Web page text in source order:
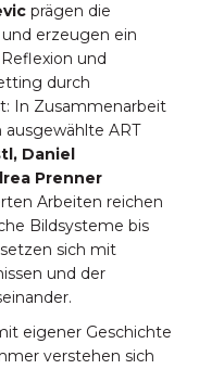
prägen die
erzeugen ein
und
durch
In Zusammenarbeit
ausgewählte ART
Daniel
Prenner
Arbeiten reichen
Bildsysteme bis
sich mit
und der
eigener Geschichte
verstehen sich